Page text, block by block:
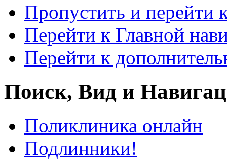
Пропустить и перейти
Перейти к Главной
Перейти к
Поиск, Вид и
Поликлиника онлайн
Подлинники!